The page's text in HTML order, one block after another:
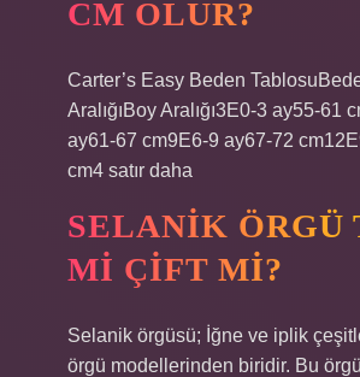
CM OLUR?
Carter’s Easy Beden
AralığıBoy Aralığı3E0-3 ay55-61
ay61-67 cm9E6-9 ay67-72
cm4 satır daha
SELANIK ÖRGÜ
MI ÇIFT MI?
Selanik örgüsü; İğne ve iplik
örgü modellerinden biridir. Bu